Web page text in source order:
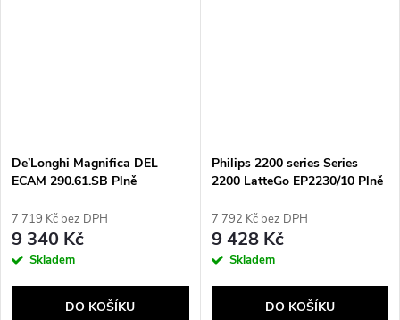
De’Longhi Magnifica DEL
ECAM 290.61.SB Plně
1,8 l
7 719 Kč bez DPH
9 340 Kč
Skladem
DO KOŠÍKU
Philips 2200 series Series
2200 LatteGo EP2230/10 Plně
7 792 Kč bez DPH
9 428 Kč
Skladem
DO KOŠÍKU